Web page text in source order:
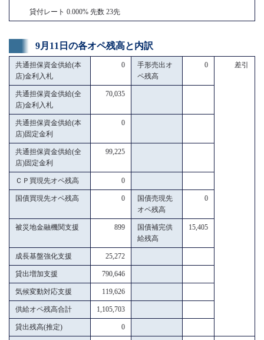
貸付レート 0.000% 先数 23先
9月11日の各オペ残高と内訳
共通担保資金供給(本
店)金利入札
0
手形売出オ
ペ残高
0 差引
共通担保資金供給(全
店)金利入札
70,035
共通担保資金供給(本
店)固定金利
0
共通担保資金供給(全
店)固定金利
99,225
ＣＰ買現先オペ残高 0
国債買現先オペ残高 0
国債売現先
オペ残高
0
被災地金融機関支援 899
国債補完供
給残高
15,405
成長基盤強化支援 25,272
貸出増加支援 790,646
気候変動対応支援 119,626
供給オペ残高合計 1,105,703
貸出残高(推定) 0